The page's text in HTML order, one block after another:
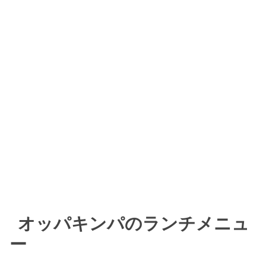
オッパキンパのランチメニュ
ー